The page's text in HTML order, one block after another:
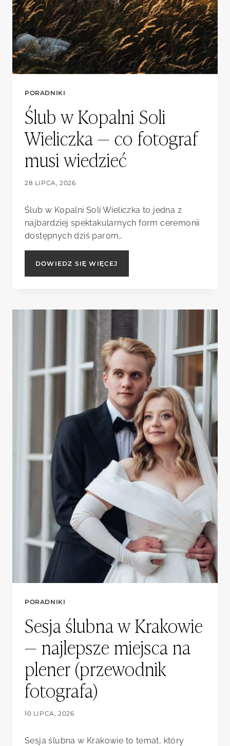
PORADNIKI
Ślub w Kopalni Soli
Wieliczka — co fotograf
musi wiedzieć
28 LIPCA, 2026
Ślub w Kopalni Soli Wieliczka to jedna z
najbardziej spektakularnych form ceremonii
dostępnych dziś parom…
DOWIEDZ SIĘ WIĘCEJ
—
CO
MUSI
WIEDZIEĆ
PORADNIKI
Sesja ślubna w Krakowie
— najlepsze miejsca na
plener (przewodnik
fotografa)
10 LIPCA, 2026
Sesja ślubna w Krakowie to temat, który